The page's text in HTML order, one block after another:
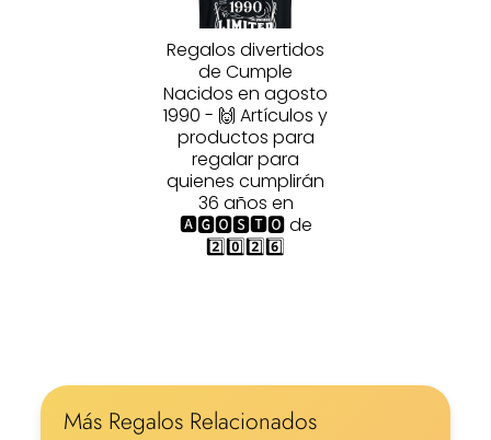
Regalos divertidos
de Cumple
Nacidos en agosto
1990 - 🙌 Artículos y
productos para
regalar para
quienes cumplirán
36 años en
🅰🅶🅾🆂🆃🅾 de
2️⃣0️⃣2️⃣6️⃣
Más Regalos Relacionados